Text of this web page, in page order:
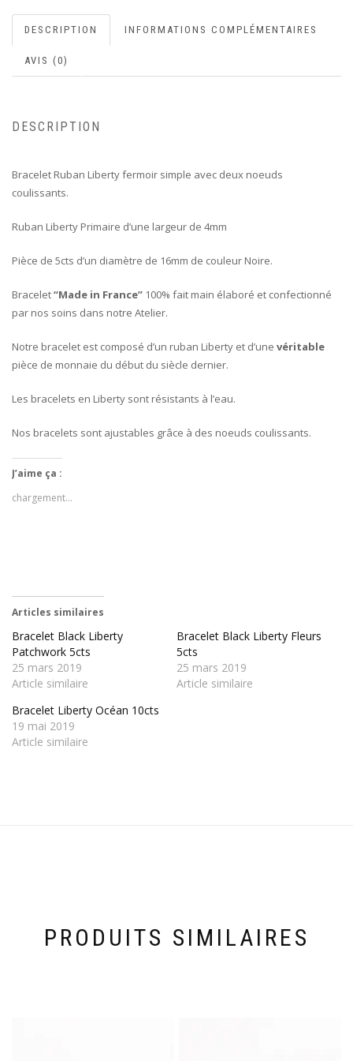
DESCRIPTION INFORMATIONS COMPLÉMENTAIRES
AVIS (0)
DESCRIPTION
Bracelet Ruban Liberty fermoir simple avec deux noeuds
coulissants.
Ruban Liberty Primaire d’une largeur de 4mm
Pièce de 5cts d’un diamètre de 16mm de couleur Noire.
Bracelet“Made in France” 100% fait main élaboré et confectionné
par nos soins dans notre Atelier.
Notre bracelet est composé d’un ruban Liberty et d’une véritable
pièce de monnaie du début du siècle dernier.
Les bracelets en Liberty sont résistants à l’eau.
Nos bracelets sont ajustables grâce à des noeuds coulissants.
J’aime ça :
chargement…
Articles similaires
Bracelet Black Liberty
Patchwork 5cts
25 mars 2019
Article similaire
Bracelet Black Liberty Fleurs
5cts
25 mars 2019
Article similaire
Bracelet Liberty Océan 10cts
19 mai 2019
Article similaire
PRODUITS SIMILAIRES